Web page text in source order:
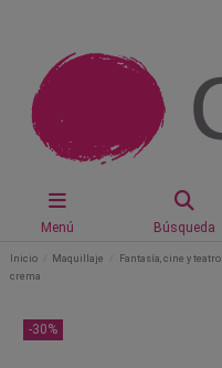
Menú Búsqueda
Inicio Maquillaje Fantasía, cine y teatro
crema
-30%